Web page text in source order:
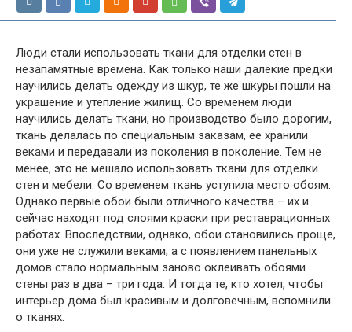
Люди стали использовать ткани для отделки стен в
незапамятные времена. Как только наши далекие предки
научились делать одежду из шкур, те же шкуры пошли на
украшение и утепление жилищ. Со временем люди
научились делать ткани, но производство было дорогим,
ткань делалась по специальным заказам, ее хранили
веками и передавали из поколения в поколение. Тем не
менее, это не мешало использовать ткани для отделки
стен и мебели. Со временем ткань уступила место обоям.
Однако первые обои были отличного качества – их и
сейчас находят под слоями краски при реставрационных
работах. Впоследствии, однако, обои становились проще,
они уже не служили веками, а с появлением панельных
домов стало нормальным заново оклеивать обоями
стены раз в два – три года. И тогда те, кто хотел, чтобы
интерьер дома был красивым и долговечным, вспомнили
о тканях.